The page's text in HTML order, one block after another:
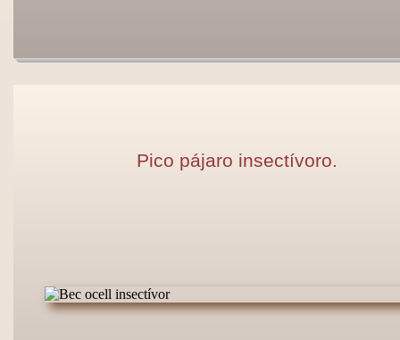
Pico pájaro insectívoro.